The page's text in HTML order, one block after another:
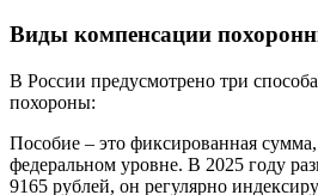
Виды компенсации
В России предусмотрено три
похороны:
Пособие – это фиксированная
федеральном уровне. В 2025 году
9165 рублей, он регулярно